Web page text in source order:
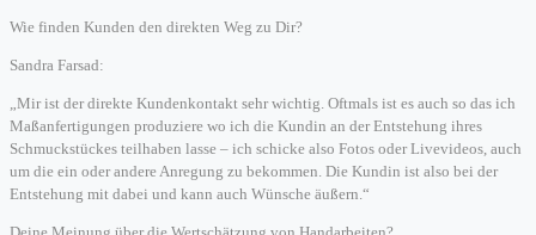
Wie finden Kunden den direkten Weg zu Dir?
Sandra Farsad:
„Mir ist der direkte Kundenkontakt sehr wichtig. Oftmals ist es auch so das ich
Maßanfertigungen produziere wo ich die Kundin an der Entstehung ihres
Schmuckstückes teilhaben lasse – ich schicke also Fotos oder Livevideos, auch
um die ein oder andere Anregung zu bekommen. Die Kundin ist also bei der
Entstehung mit dabei und kann auch Wünsche äußern.“